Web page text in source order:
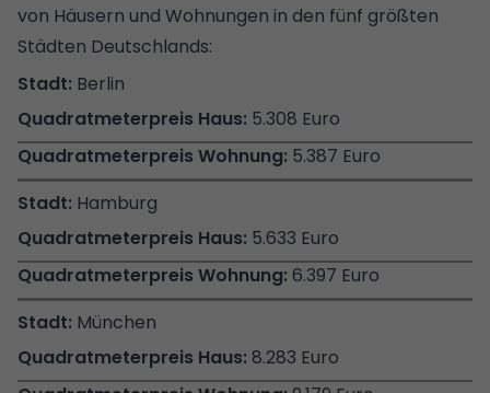
von Häusern und Wohnungen in den fünf größten
Städten Deutschlands:
Berlin
5.308 Euro
5.387 Euro
Hamburg
5.633 Euro
6.397 Euro
München
8.283 Euro